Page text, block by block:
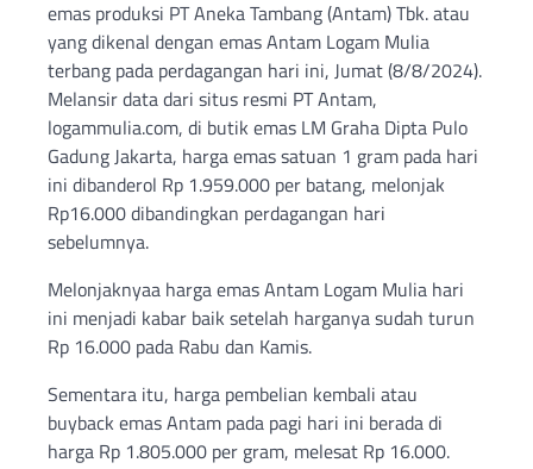
emas produksi PT Aneka Tambang (Antam) Tbk. atau
yang dikenal dengan emas Antam Logam Mulia
terbang pada perdagangan hari ini, Jumat (8/8/2024).
Melansir data dari situs resmi PT Antam,
logammulia.com, di butik emas LM Graha Dipta Pulo
Gadung Jakarta, harga emas satuan 1 gram pada hari
ini dibanderol Rp 1.959.000 per batang, melonjak
Rp16.000 dibandingkan perdagangan hari
sebelumnya.
Melonjaknyaa harga emas Antam Logam Mulia hari
ini menjadi kabar baik setelah harganya sudah turun
Rp 16.000 pada Rabu dan Kamis.
Sementara itu, harga pembelian kembali atau
buyback emas Antam pada pagi hari ini berada di
harga Rp 1.805.000 per gram, melesat Rp 16.000.